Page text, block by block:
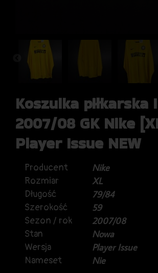
Koszulka piłkarska
2007/08 GK Nike
Player Issue NEW
Producent
Nike
Rozmiar
XL
Długość
79/84
Szerokość
59
Sezon / rok
2007/08
Stan
Nowa
Wersja
Player Issue
Nameset
Nie